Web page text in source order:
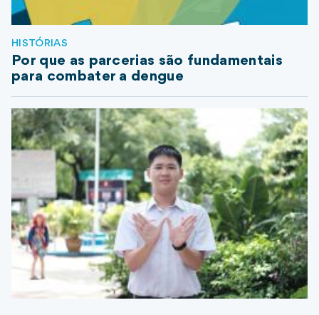
HISTÓRIAS
Por que as parcerias são fundamentais
para combater a dengue